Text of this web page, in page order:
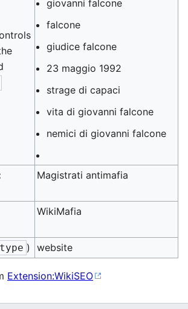
giovanni falcone
falcone
giudice falcone
23 maggio 1992
strage di capaci
vita di giovanni falcone
nemici di giovanni falcone
Magistrati antimafia
WikiMafia
type ) website
Extension:WikiSEO